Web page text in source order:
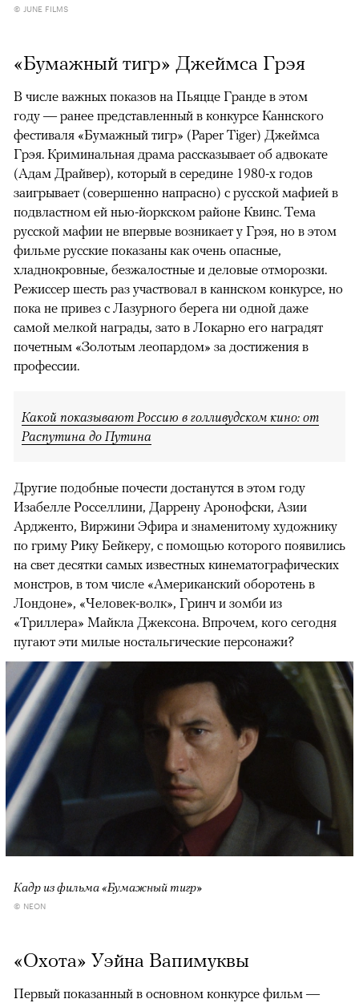
© JUNE FILMS
«Бумажный тигр» Джеймса Грэя
В числе важных показов на Пьяцце Гранде в этом
году — ранее представленный в конкурсе Каннского
фестиваля «Бумажный тигр» (Paper Tiger) Джеймса
Грэя. Криминальная драма рассказывает об адвокате
(Адам Драйвер), который в середине 1980-х годов
заигрывает (совершенно напрасно) с русской мафией в
подвластном ей нью-йоркском районе Квинс. Тема
русской мафии не впервые возникает у Грэя, но в этом
фильме русские показаны как очень опасные,
хладнокровные, безжалостные и деловые отморозки.
Режиссер шесть раз участвовал в каннском конкурсе, но
пока не привез с Лазурного берега ни одной даже
самой мелкой награды, зато в Локарно его наградят
почетным «Золотым леопардом» за достижения в
профессии.
Какой показывают Россию в голливудском кино: от
Распутина до Путина
Другие подобные почести достанутся в этом году
Изабелле Росселлини, Даррену Аронофски, Азии
Ардженто, Виржини Эфира и знаменитому художнику
по гриму Рику Бейкеру, с помощью которого появились
на свет десятки самых известных кинематографических
монстров, в том числе «Американский оборотень в
Лондоне», «Человек-волк», Гринч и зомби из
«Триллера» Майкла Джексона. Впрочем, кого сегодня
пугают эти милые ностальгические персонажи?
Кадр из фильма «Бумажный тигр»
© NEON
«Охота» Уэйна Вапимуквы
Первый показанный в основном конкурсе фильм —